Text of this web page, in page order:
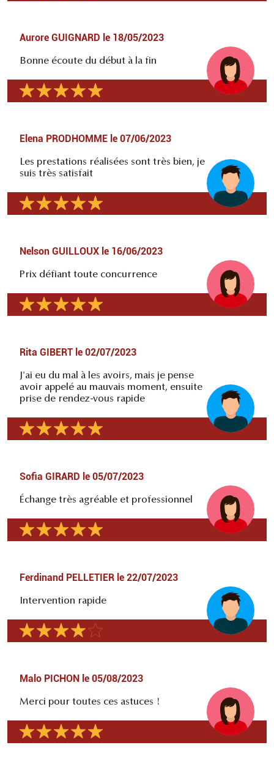
Aurore GUIGNARD le 18/05/2023
Bonne écoute du début à la fin
Elena PRODHOMME le 07/06/2023
Les prestations réalisées sont très bien, je
suis très satisfait
Nelson GUILLOUX le 16/06/2023
Prix défiant toute concurrence
Rita GIBERT le 02/07/2023
J'ai eu du mal à les avoirs, mais je pense
avoir appelé au mauvais moment, ensuite
prise de rendez-vous rapide
Sofia GIRARD le 05/07/2023
Échange très agréable et professionnel
Ferdinand PELLETIER le 22/07/2023
Intervention rapide
Malo PICHON le 05/08/2023
Merci pour toutes ces astuces !